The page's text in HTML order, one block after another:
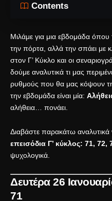
Contents
Μιλάμε για μια εβδομάδα
την πόρτα, αλλά την σπάει με
στον Γ’ Κύκλο και οι
δούμε αναλυτικά τι μας
ρυθμούς που θα μας κόψουν
την εβδομάδα είναι μία:
αλήθεια… πονάει.
Διαβάστε παρακάτω αναλυτικά
επεισόδια Γ’ κύκλος: 71, 72,
ψυχολογικά.
Δευτέρα 26
71